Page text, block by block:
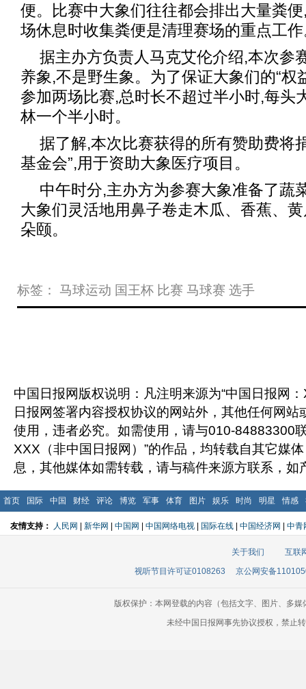
便。比赛中大象们往往都会排出大量粪
场休息时收集粪便是清理赛场的重点工
据主办方负责人马克艾伦介绍,本次参
养象,不是野生象。为了保证大象们的“权
参加两场比赛,总时长不超过半小时,每头
林一个半小时。
据了解,本次比赛获得的所有赞助费将
基金会”,用于资助大象医疗项目。
中午时分,主办方为参赛大象准备了蔬
大象们灵活地用鼻子卷走木瓜、香蕉、
朵颐。
标签： 马球运动 国王杯 比赛 马球赛 选手
中国日报网版权说明：凡注明来源为“中国日报网
日报网签署内容授权协议的网站外，其他任何网
使用，违者必究。如需使用，请与010-84883300
XXX（非中国日报网）”的作品，均转载自其它媒
息，其他媒体如需转载，请与稿件来源方联系，如
首页 国际 中国 财经 评论 博览 军事 体育 图片 娱乐 时尚 明星 情感
友情支持： 人民网 | 新华网 | 中国网 | 中国网络电视 | 国际在线 | 中国经济网 | 中青
关于我们
互联
视听节目许可证0108263
京公网安备
版权保护：本网登载的内容（包括文字、图片、多
未经中国日报网事先协议授权，禁止